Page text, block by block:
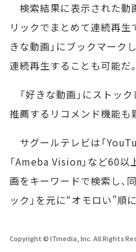
検索結果に表示された動
リックでまとめて連続再生
きな動画」にブックマーク
連続再生することも可能だ。
「好きな動画」にストッ
推薦するリコメンド機能も
サグールテレビは「
「Ameba Vision」など60以
画をキーワードで検索し、
ック」を元に“オモロい”順
Copyright © ITmedia, Inc. All Rights